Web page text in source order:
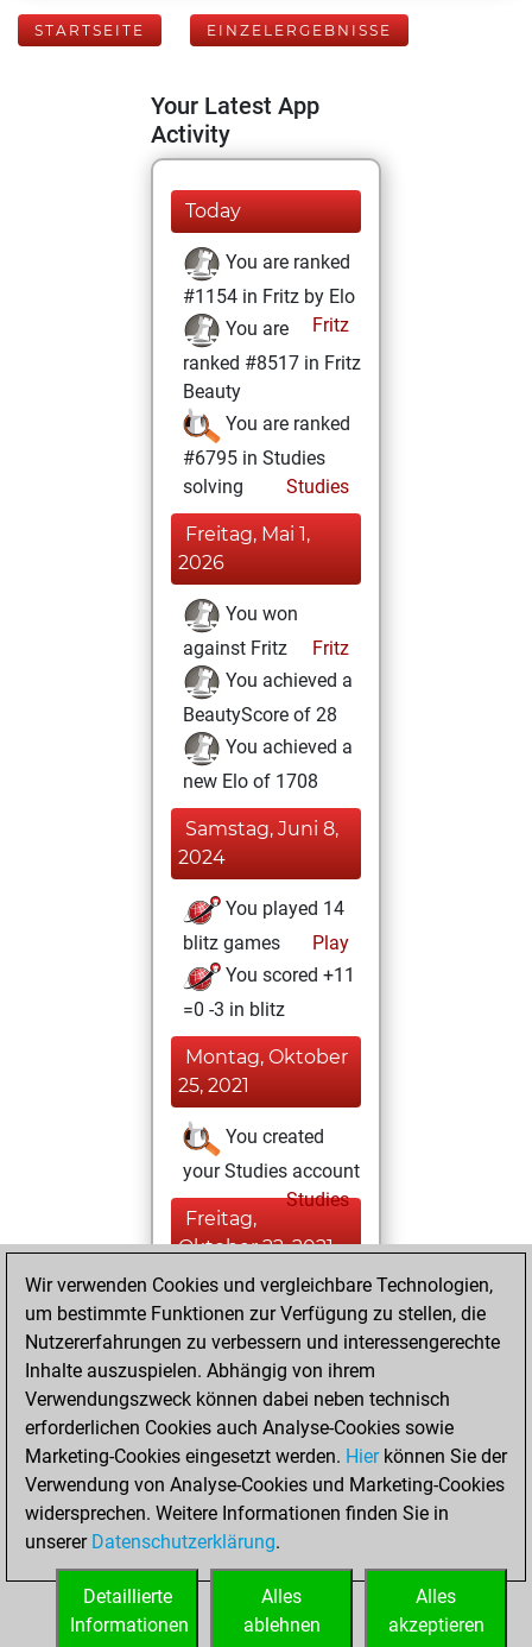
STARTSEITE EINZELERGEBNISSE
Your Latest App
Activity
Today
You are ranked
#1154 in Fritz by Elo
Fritz
You are
ranked #8517 in Fritz
Beauty
You are ranked
#6795 in Studies
solving
Studies
Freitag, Mai 1,
2026
You won
against Fritz
Fritz
You achieved a
BeautyScore of 28
You achieved a
new Elo of 1708
Samstag, Juni 8,
2024
You played 14
blitz games
Play
You scored +11
=0 -3 in blitz
Montag, Oktober
25, 2021
You created
your Studies account
Studies
Freitag,
Oktober 22, 2021
You created
your Fritz account
Fritz
Freitag,
November 20,
2020
You played 2
slow games
Play
You scored +1
=0 -1 in slow games
Wir verwenden Cookies und vergleichbare Technologien,
um bestimmte Funktionen zur Verfügung zu stellen, die
Nutzererfahrungen zu verbessern und interessengerechte
Inhalte auszuspielen. Abhängig von ihrem
Verwendungszweck können dabei neben technisch
erforderlichen Cookies auch Analyse-Cookies sowie
Marketing-Cookies eingesetzt werden. Hierkönnen Sie der
Verwendung von Analyse-Cookies und Marketing-Cookies
widersprechen. Weitere Informationen finden Sie in
unserer Datenschutzerklärung.
Alles
akzeptieren
Alles
ablehnen
Detaillierte
Informationen